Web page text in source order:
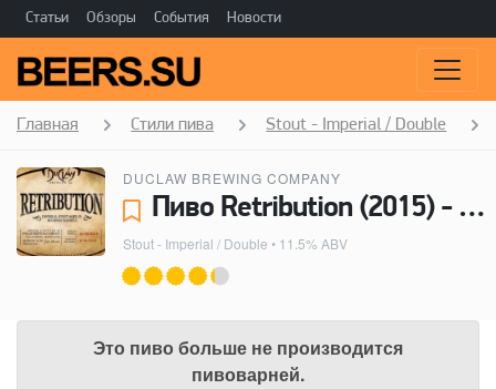
Статьи Обзоры События Новости
Главная Стили пива Stout - Imperial / Double
DUCLAW BREWING COMPANY
Пиво Retribution (2015) - DuClaw Brewing Company
Stout - Imperial / Double • 11.5% ABV
Это пиво больше не производится
пивоварней.